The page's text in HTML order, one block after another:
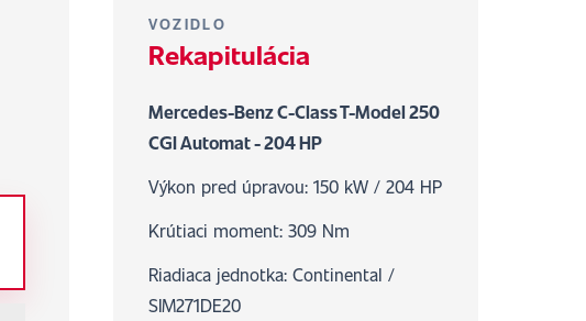
VOZIDLO
Rekapitulácia
Mercedes-Benz C-Class T-Model 250
CGI Automat - 204 HP
Výkon pred úpravou: 150 kW / 204 HP
Krútiaci moment: 309 Nm
Riadiaca jednotka: Continental /
SIM271DE20